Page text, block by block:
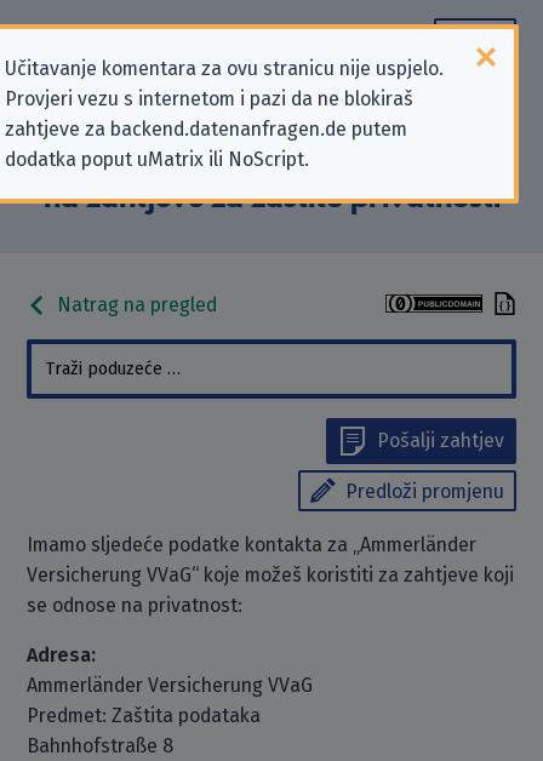
Učitavanje komentara za ovu stranicu nije uspjelo.
Provjeri vezu s internetom i pazi da ne blokiraš
zahtjeve za backend.datenanfragen.de putem
dodatka poput uMatrix ili NoScript.
Podaci kontakta „Ammerländer
Versicherung VVaG” koji se odnose
na zahtjeve za zaštitu privatnosti
Natrag na pregled
Pošalji zahtjev
Predloži promjenu
Imamo sljedeće podatke kontakta za „Ammerländer
Versicherung VVaG“ koje možeš koristiti za zahtjeve koji
se odnose na privatnost:
Adresa:
Ammerländer Versicherung VVaG
Predmet: Zaštita podataka
Bahnhofstraße 8